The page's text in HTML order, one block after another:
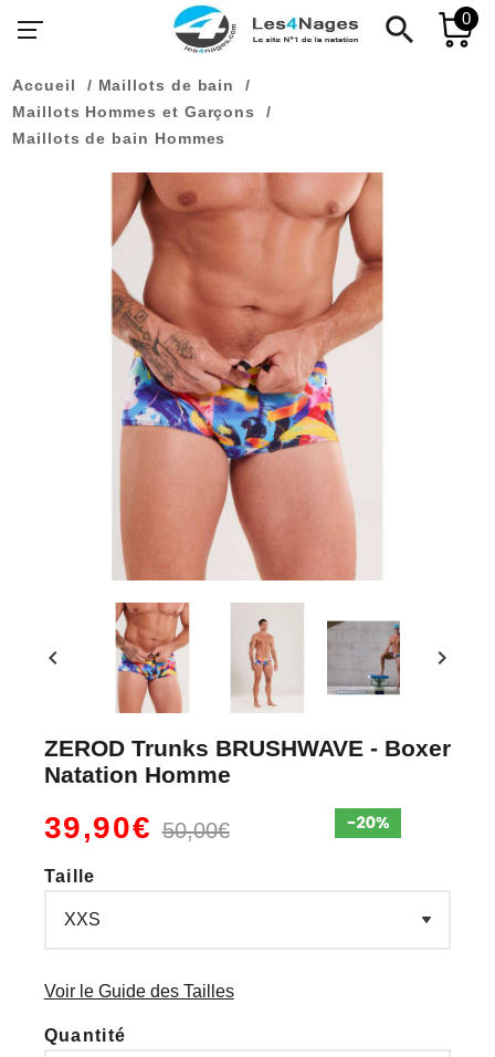
search 0
Accueil
Maillots de bain
Maillots Hommes et Garçons
Maillots de bain Hommes
chevron_left chevron_right
ZEROD Trunks BRUSHWAVE - Boxer
Natation Homme
39,90€50,00€
Taille
Voir le Guide des Tailles
Quantité